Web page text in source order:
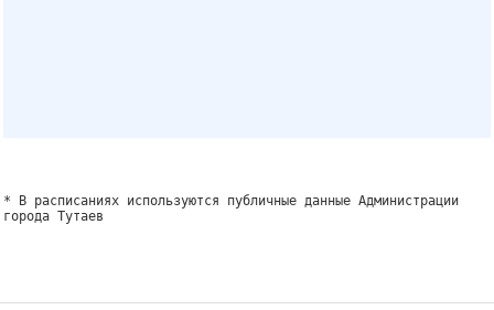
* В расписаниях используются публичные данные Администрации
города Тутаев